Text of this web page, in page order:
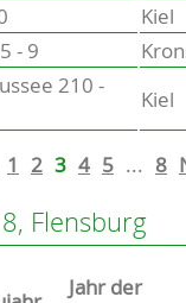
Kiel
- 9
210 -
Kiel
1 2 3 4 5 ... 8
Flensburg
Jahr der